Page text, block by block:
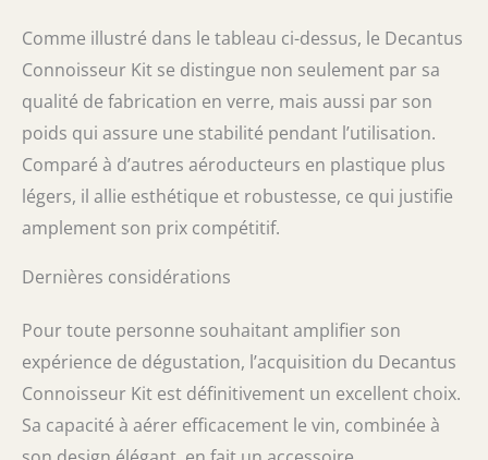
Comme illustré dans le tableau ci-dessus, le Decantus
Connoisseur Kit se distingue non seulement par sa
qualité de fabrication en verre, mais aussi par son
poids qui assure une stabilité pendant l’utilisation.
Comparé à d’autres aéroducteurs en plastique plus
légers, il allie esthétique et robustesse, ce qui justifie
amplement son prix compétitif.
Dernières considérations
Pour toute personne souhaitant amplifier son
expérience de dégustation, l’acquisition du Decantus
Connoisseur Kit est définitivement un excellent choix.
Sa capacité à aérer efficacement le vin, combinée à